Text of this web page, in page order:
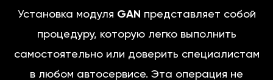
Установка модуля GAN представляет собой
процедуру, которую легко выполнить
самостоятельно или доверить специалистам
в любом автосервисе. Эта операция не